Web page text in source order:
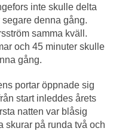
inte skulle delta
denna gång.
samma kväll.
och 45 minuter skulle
gång.
portar öppnade sig
start inleddes årets
natten var blåsig
skurar på runda två och